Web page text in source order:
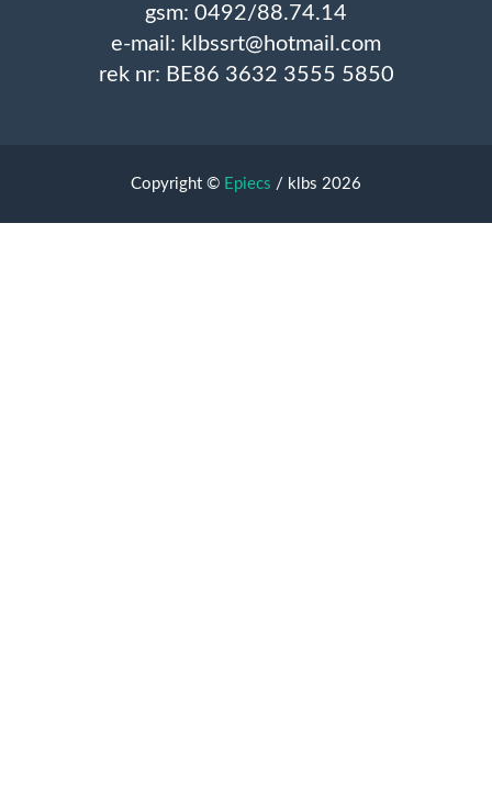
gsm: 0492/88.74.14
e-mail: klbssrt@hotmail.com
rek nr: BE86 3632 3555 5850
Copyright © Epiecs / klbs 2026